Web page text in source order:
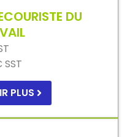
DU
SST
PLUS